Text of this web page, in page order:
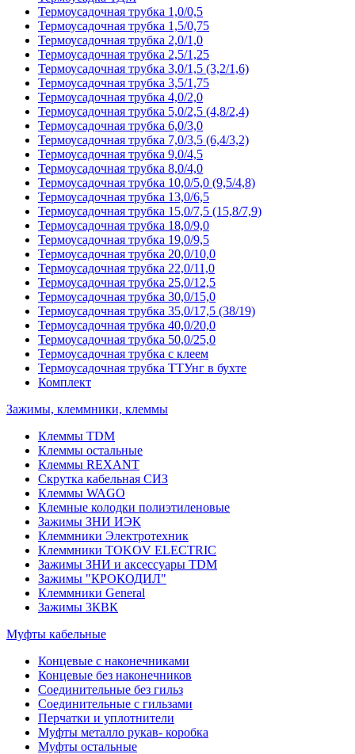
Термоусадочная трубка 1,0/0,5
Термоусадочная трубка 1,5/0,75
Термоусадочная трубка 2,0/1,0
Термоусадочная трубка 2,5/1,25
Термоусадочная трубка 3,0/1,5 (3,2/1,6)
Термоусадочная трубка 3,5/1,75
Термоусадочная трубка 4,0/2,0
Термоусадочная трубка 5,0/2,5 (4,8/2,4)
Термоусадочная трубка 6,0/3,0
Термоусадочная трубка 7,0/3,5 (6,4/3,2)
Термоусадочная трубка 9,0/4,5
Термоусадочная трубка 8,0/4,0
Термоусадочная трубка 10,0/5,0 (9,5/4,8)
Термоусадочная трубка 13,0/6,5
Термоусадочная трубка 15,0/7,5 (15,8/7,9)
Термоусадочная трубка 18,0/9,0
Термоусадочная трубка 19,0/9,5
Термоусадочная трубка 20,0/10,0
Термоусадочная трубка 22,0/11,0
Термоусадочная трубка 25,0/12,5
Термоусадочная трубка 30,0/15,0
Термоусадочная трубка 35,0/17,5 (38/19)
Термоусадочная трубка 40,0/20,0
Термоусадочная трубка 50,0/25,0
Термоусадочная трубка с клеем
Термоусадочная трубка ТТУнг в бухте
Комплект
Зажимы, клеммники, клеммы
Клеммы TDM
Клеммы остальные
Клеммы REXANT
Скрутка кабельная СИЗ
Клеммы WAGO
Клемные колодки полиэтиленовые
Зажимы ЗНИ ИЭК
Клеммники Электротехник
Клеммники TOKOV ELECTRIC
Зажимы ЗНИ и аксессуары TDM
Зажимы "КРОКОДИЛ"
Клеммники General
Зажимы 3КВК
Муфты кабельные
Концевые с наконечниками
Концевые без наконечников
Соединительные без гильз
Соединительные с гильзами
Перчатки и уплотнители
Муфты металло рукав- коробка
Муфты остальные